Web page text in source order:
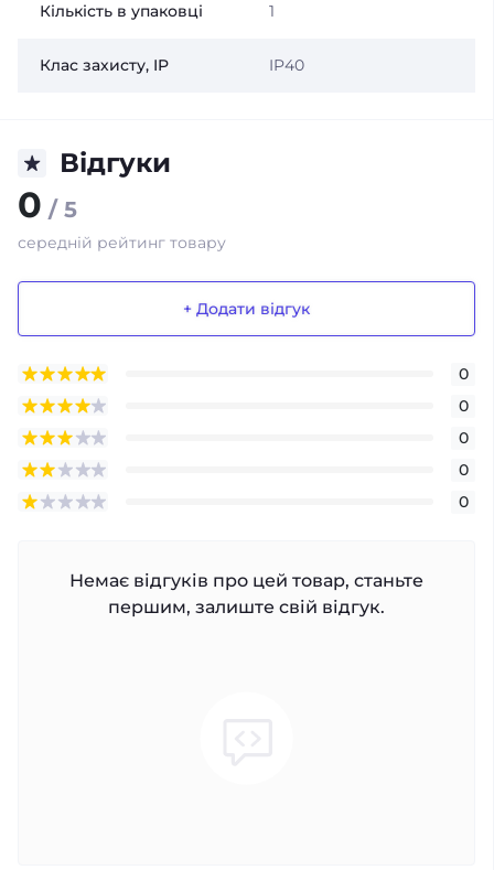
Кількість в упаковці 1
Клас захисту, IP IP40
Відгуки
0 / 5
середній рейтинг товару
+ Додати відгук
0
0
0
0
0
Немає відгуків про цей товар, станьте
першим, залиште свій відгук.